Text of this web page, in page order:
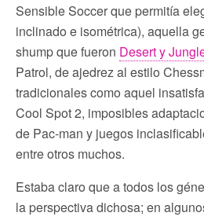
Sensible Soccer que permitía
inclinado e isométrica), aquella
shump que fueron Desert y
Patrol, de ajedrez al estilo
tradicionales como aquel
Cool Spot 2, imposibles
de Pac-man y juegos
entre otros muchos.
Estaba claro que a todos los
la perspectiva dichosa; en